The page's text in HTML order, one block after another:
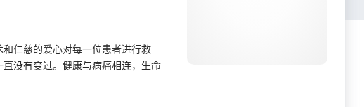
仁慈的爱心对每一位患者进行救
没有变过。健康与病痛相连，生命